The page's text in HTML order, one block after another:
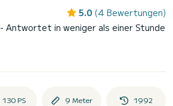
5.0 (4 Bewertungen)
- Antwortet in weniger als einer Stunde
130 PS 9 Meter 1992